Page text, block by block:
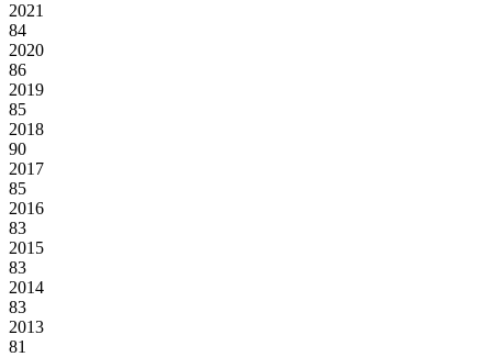
2021
84
2020
86
2019
85
2018
90
2017
85
2016
83
2015
83
2014
83
2013
81